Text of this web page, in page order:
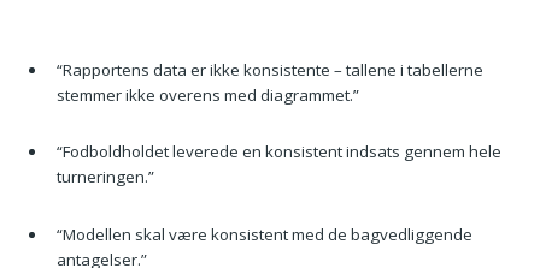
“Rapportens data er ikke konsistente – tallene i tabellerne
stemmer ikke overens med diagrammet.”
“Fodboldholdet leverede en konsistent indsats gennem hele
turneringen.”
“Modellen skal være konsistent med de bagvedliggende
antagelser.”